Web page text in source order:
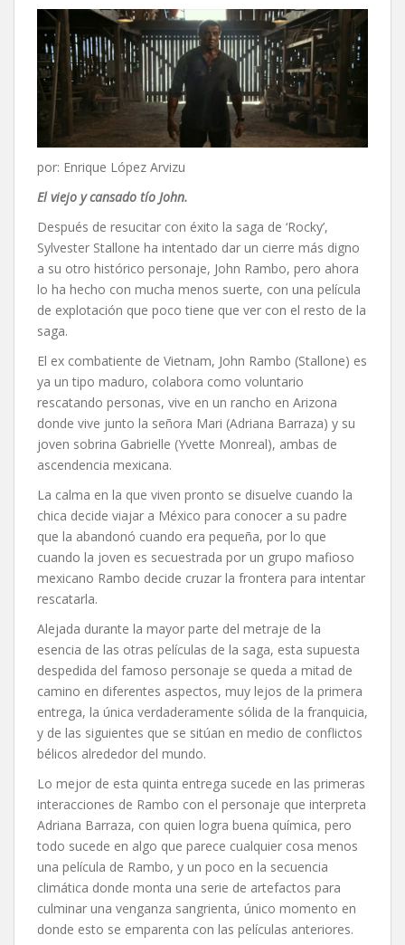
por: Enrique López Arvizu
El viejo y cansado tío John.
Después de resucitar con éxito la saga de ‘Rocky’,
Sylvester Stallone ha intentado dar un cierre más digno
a su otro histórico personaje, John Rambo, pero ahora
lo ha hecho con mucha menos suerte, con una película
de explotación que poco tiene que ver con el resto de la
saga.
El ex combatiente de Vietnam, John Rambo (Stallone) es
ya un tipo maduro, colabora como voluntario
rescatando personas, vive en un rancho en Arizona
donde vive junto la señora Mari (Adriana Barraza) y su
joven sobrina Gabrielle (Yvette Monreal), ambas de
ascendencia mexicana.
La calma en la que viven pronto se disuelve cuando la
chica decide viajar a México para conocer a su padre
que la abandonó cuando era pequeña, por lo que
cuando la joven es secuestrada por un grupo mafioso
mexicano Rambo decide cruzar la frontera para intentar
rescatarla.
Alejada durante la mayor parte del metraje de la
esencia de las otras películas de la saga, esta supuesta
despedida del famoso personaje se queda a mitad de
camino en diferentes aspectos, muy lejos de la primera
entrega, la única verdaderamente sólida de la franquicia,
y de las siguientes que se sitúan en medio de conflictos
bélicos alrededor del mundo.
Lo mejor de esta quinta entrega sucede en las primeras
interacciones de Rambo con el personaje que interpreta
Adriana Barraza, con quien logra buena química, pero
todo sucede en algo que parece cualquier cosa menos
una película de Rambo, y un poco en la secuencia
climática donde monta una serie de artefactos para
culminar una venganza sangrienta, único momento en
donde esto se emparenta con las películas anteriores.